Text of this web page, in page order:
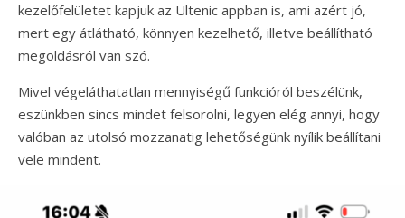
kezelőfelületet kapjuk az Ultenic appban is, ami azért jó,
mert egy átlátható, könnyen kezelhető, illetve beállítható
megoldásról van szó.
Mivel végeláthatatlan mennyiségű funkcióról beszélünk,
eszünkben sincs mindet felsorolni, legyen elég annyi, hogy
valóban az utolsó mozzanatig lehetőségünk nyílik beállítani
vele mindent.